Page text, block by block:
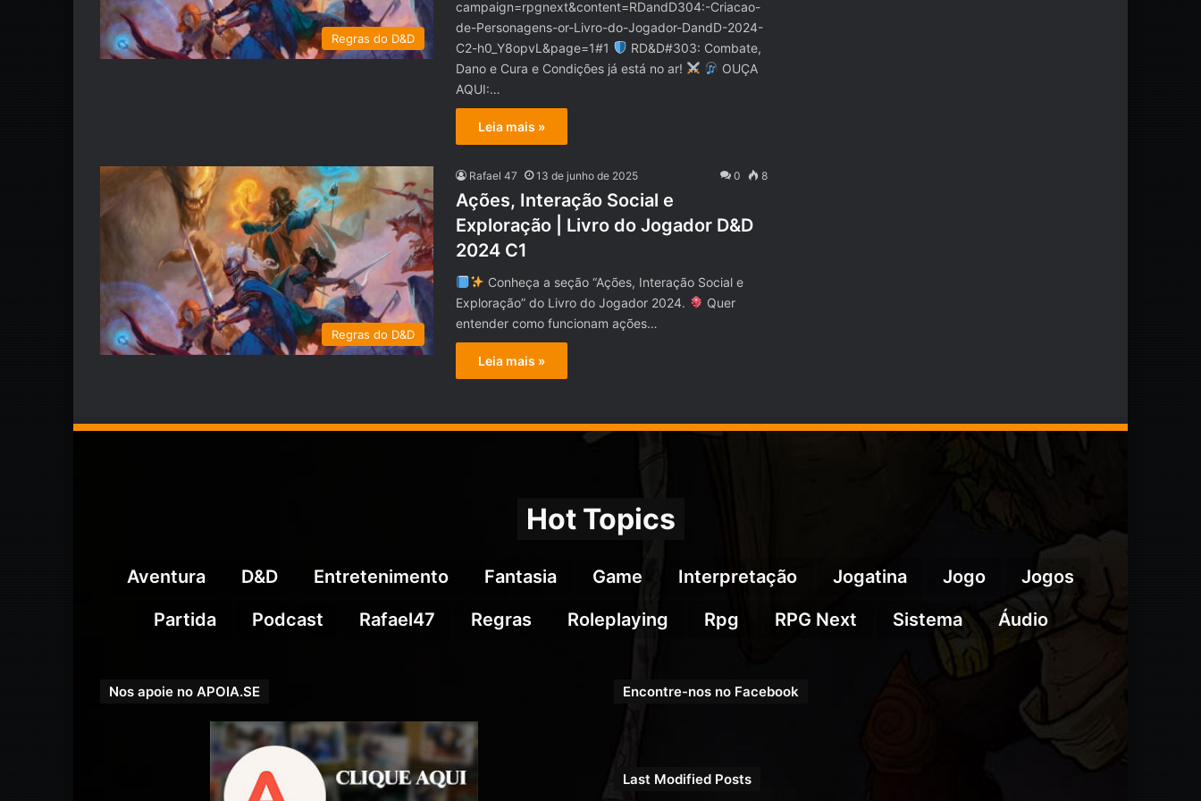
Regras do D&D
campaign=rpgnext&content=RDandD304:-Criacao-
de-Personagens-or-Livro-do-Jogador-DandD-2024-
C2-h0_Y8opvL&page=1#1
RD&D#303: Combate,
Dano e Cura e Condições já está no ar!
OUÇA
AQUI:…
Leia mais »
Regras do D&D
Rafael 47 13 de junho de 2025 0 8
Ações, Interação Social e
Exploração | Livro do Jogador D&D
2024 C1
Conheça a seção “Ações, Interação Social e
Exploração” do Livro do Jogador 2024.
Quer
entender como funcionam ações…
Leia mais »
Hot Topics
Aventura D&D Entretenimento Fantasia Game Interpretação Jogatina Jogo
Jogos
Partida
Podcast Rafael47 Regras Roleplaying Rpg RPG Next Sistema Áudio
Nos apoie no APOIA.SE Encontre-nos no Facebook
Last Modified Posts